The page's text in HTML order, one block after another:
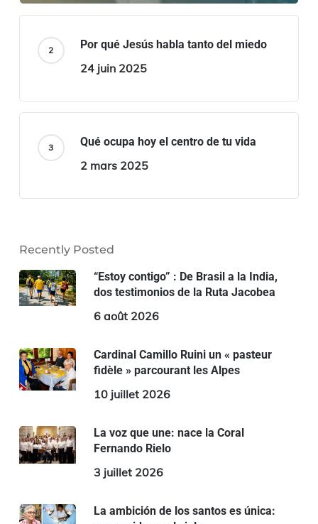
Por qué Jesús habla tanto del miedo
24 juin 2025
Qué ocupa hoy el centro de tu vida
2 mars 2025
Recently Posted
“Estoy contigo” : De Brasil a la India,
dos testimonios de la Ruta Jacobea
6 août 2026
Cardinal Camillo Ruini un « pasteur
fidèle » parcourant les Alpes
10 juillet 2026
La voz que une: nace la Coral
Fernando Rielo
3 juillet 2026
La ambición de los santos es única: